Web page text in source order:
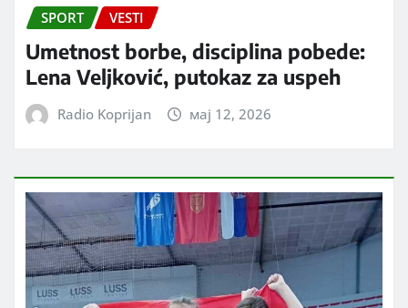
SPORT VESTI
Umetnost borbe, disciplina pobede:
Lena Veljković, putokaz za uspeh
Radio Koprijan мај 12, 2026